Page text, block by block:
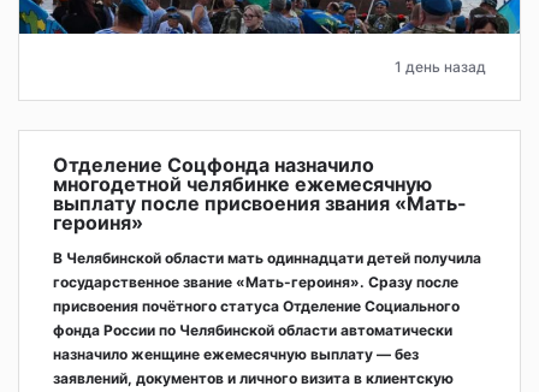
1 день назад
Отделение Соцфонда назначило
многодетной челябинке ежемесячную
выплату после присвоения звания «Мать-
героиня»
В Челябинской области мать одиннадцати детей получила
государственное звание «Мать-героиня». Сразу после
присвоения почётного статуса Отделение Социального
фонда России по Челябинской области автоматически
назначило женщине ежемесячную выплату — без
заявлений, документов и личного визита в клиентскую